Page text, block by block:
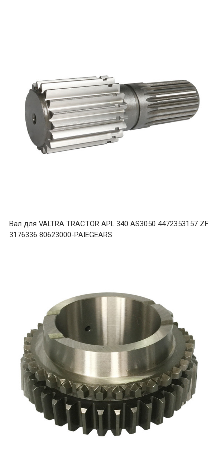
Вал для VALTRA TRACTOR APL 340 AS3050 4472353157 ZF
3176336 80623000-PAIEGEARS